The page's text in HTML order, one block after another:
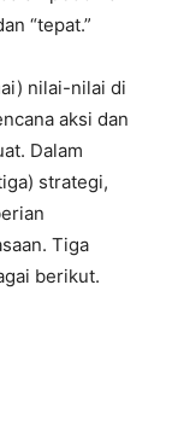
“tepat.”
nilai-nilai di
aksi dan
Dalam
strategi,
Tiga
berikut.